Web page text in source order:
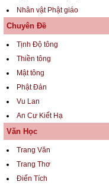
Nhân vật Phật giáo
Chuyên Đề
Tịnh Độ tông
Thiền tông
Mật tông
Phật Đản
Vu Lan
An Cư Kiết Hạ
Văn Học
Trang Văn
Trang Thơ
Điển Tích